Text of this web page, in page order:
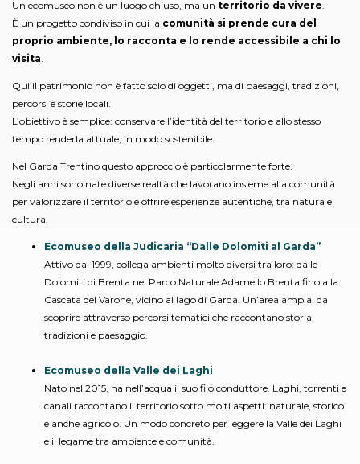
Un ecomuseo non è un luogo chiuso, ma un territorio da vivere
È un progetto condiviso in cui la comunità si prende cura del
proprio ambiente, lo racconta e lo rende accessibile a chi lo
visita
Qui il patrimonio non è fatto solo di oggetti, ma di paesaggi, tradizioni,
percorsi e storie locali.
L’obiettivo è semplice: conservare l’identità del territorio e allo stesso
tempo renderla attuale, in modo sostenibile.
Nel Garda Trentino questo approccio è particolarmente forte.
Negli anni sono nate diverse realtà che lavorano insieme alla comunità
per valorizzare il territorio e offrire esperienze autentiche, tra natura e
cultura.
Ecomuseo della Judicaria “Dalle Dolomiti al Garda”
Attivo dal 1999, collega ambienti molto diversi tra loro: dalle
Dolomiti di Brenta nel Parco Naturale Adamello Brenta fino alla
Cascata del Varone, vicino al lago di Garda. Un’area ampia, da
scoprire attraverso percorsi tematici che raccontano storia,
tradizioni e paesaggio.
Ecomuseo della Valle dei Laghi
Nato nel 2015, ha nell’acqua il suo filo conduttore. Laghi, torrenti e
canali raccontano il territorio sotto molti aspetti: naturale, storico
e anche agricolo. Un modo concreto per leggere la Valle dei Laghi
e il legame tra ambiente e comunità.